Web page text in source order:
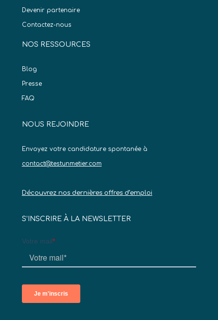
Devenir partenaire
Contactez-nous
NOS RESSOURCES
Blog
Presse
FAQ
NOUS REJOINDRE
Envoyez votre candidature spontanée à
contact@testunmetier.com
Découvrez nos dernières offres d’emploi
S’INSCRIRE À LA NEWSLETTER